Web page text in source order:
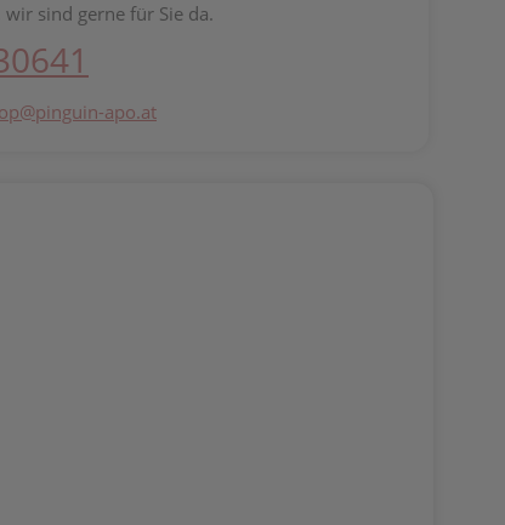
wir sind gerne für Sie da.
apo.at